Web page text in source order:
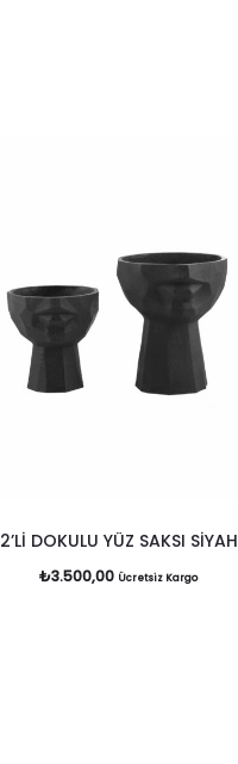
2’Lİ DOKULU YÜZ SAKSI SİYAH
₺3.500,00 Ücretsiz Kargo